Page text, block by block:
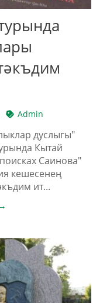
Admin
дуслыгы"
Кытай
Саинова"
кешесенең
ит...